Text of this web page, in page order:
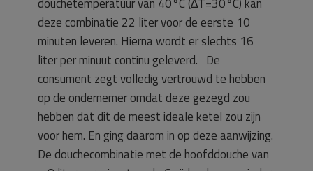
deze combinatie 22 liter voor de eerste 10
minuten leveren. Hierna wordt er slechts 16
liter per minuut continu geleverd. De
consument zegt volledig vertrouwd te hebben
op de ondernemer omdat deze gezegd zou
hebben dat dit de meest ideale ketel zou zijn
voor hem. En ging daarom in op deze aanwijzing.
De douchecombinatie met de hoofddouche van